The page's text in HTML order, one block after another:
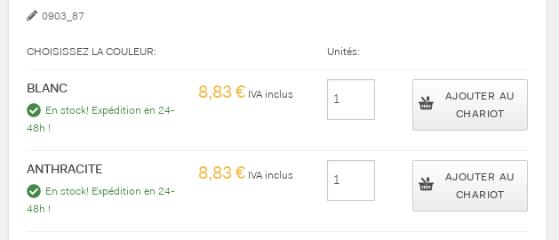
0903_87
CHOISISSEZ LA COULEUR: Unités:
BLANC
En stock! Expédition en 24-
48h !
8,83 € IVA inclus
AJOUTER AU
CHARIOT
ANTHRACITE
En stock! Expédition en 24-
48h !
8,83 € IVA inclus
AJOUTER AU
CHARIOT